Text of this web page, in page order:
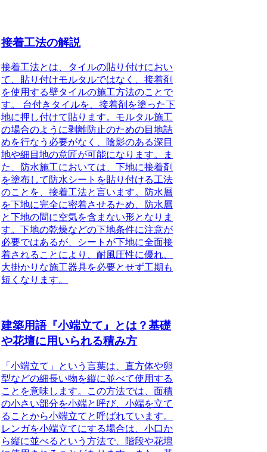
接着工法の解説
接着工法とは、タイルの貼り付けにおい
て、貼り付けモルタルではなく、接着剤
を使用する壁タイルの施工方法のことで
す。
台付きタイルを、接着剤を塗った下
地に押し付けて貼ります。モルタル施工
の場合のように剥離防止のための目地詰
めを行なう必要がなく、陰影のある深目
地や細目地の意匠が可能になります。ま
た、防水施工においては、下地に接着剤
を塗布して防水シートを貼り付ける工法
のことを、接着工法と言います。防水層
を下地に完全に密着させるため、防水層
と下地の間に空気を含まない形となりま
す。下地の乾燥などの下地条件に注意が
必要ではあるが、シートが下地に全面接
着されることにより、耐風圧性に優れ、
大掛かりな施工器具を必要とせず工期も
短くなります。
建築用語『小端立て』とは？基礎
や花壇に用いられる積み方
「小端立て 」という言葉は、直方体や卵
型などの細長い物を縦に並べて使用​​する
ことを意味します。この方法では、面積
の小さい部分を小端と呼び、小端を立て
ることから小端立て と呼ばれています。
レンガを小端立てにする場合は、小口か
ら縦に並べるという方法で、階段や花壇